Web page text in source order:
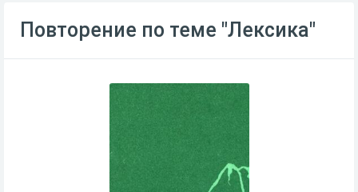
Повторение по теме "Лексика"